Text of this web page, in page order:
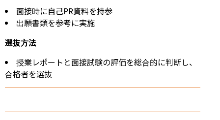
面接時に自己PR資料を持参
出願書類を参考に実施
選抜方法
授業レポートと面接試験の評価を総合的に判断し、
合格者を選抜